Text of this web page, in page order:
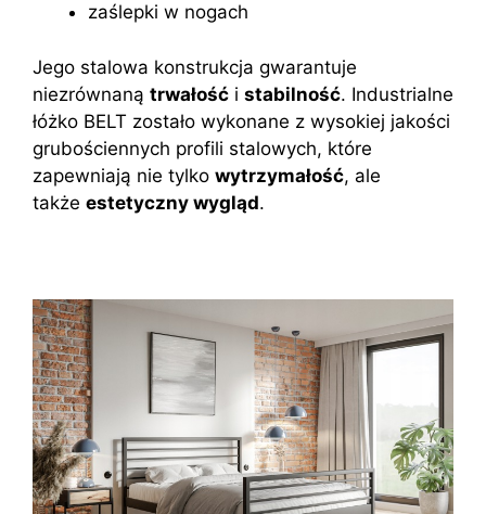
zaślepki w nogach
Jego stalowa konstrukcja gwarantuje
niezrównaną trwałość i stabilność. Industrialne
łóżko BELT zostało wykonane z wysokiej jakości
grubościennych profili stalowych, które
zapewniają nie tylko wytrzymałość, ale
także estetyczny wygląd.